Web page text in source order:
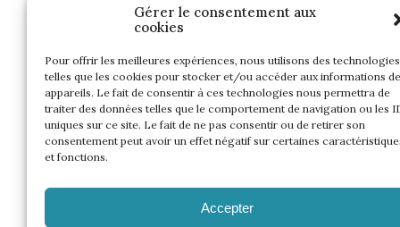
Gérer le consentement aux
cookies
Pour offrir les meilleures expériences, nous utilisons des technologies
telles que les cookies pour stocker et/ou accéder aux informations
appareils. Le fait de consentir à ces technologies nous permettra de
traiter des données telles que le comportement de navigation ou les
uniques sur ce site. Le fait de ne pas consentir ou de retirer son
consentement peut avoir un effet négatif sur certaines
et fonctions.
Accepter